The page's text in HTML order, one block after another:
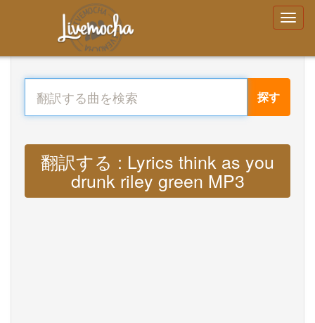
探す
翻訳する : Lyrics think as you
drunk riley green MP3